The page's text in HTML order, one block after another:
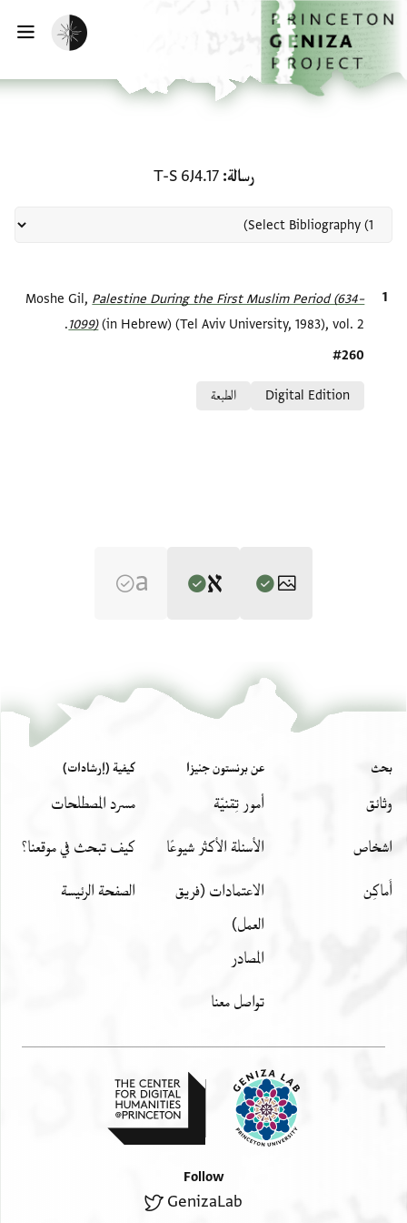
إلى المحتوى الرئيسي
الرئيسية
تفعيل الوضع المظلم
رسالة T-S 6J4.17
الاقتباس المرجعي Moshe Gil,Palestine During the First Muslim Period (634–
1099)‎(in Hebrew) (Tel Aviv University, 1983), vol. 2.
Location in source
#260
Digital Edition
الطبعة
Palestine During the First Muslim Period (634–1099)‎
Hebrew) (Tel Aviv University, 1983), vol. 2.
] ויקר וגדולה
ל]כבד כב קד מר ור שלמה
בן מר ו]רב עלי נע אנו המיוסרין הצעורים
T-S 6J4.17 1v تكبير و تدوير
(verso)
بحث
وثائق
اشخاص
أَماكِن
عن برنستون جنيزا
أمور تِقنيّة
الأسئلة الأكثر شيوعًا
الاعتمادات (فريق
العمل)
المصادر
تواصل معنا
كيفية (إرشادات)
مسرد المصطلحات
كيف تبحث في موقعنا؟
الصفحة الرئيسة
Follow
GenizaLab